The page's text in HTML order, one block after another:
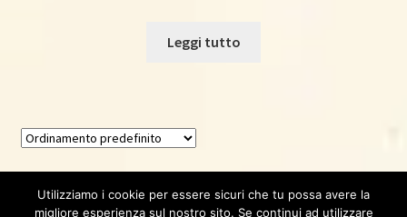
Leggi tutto
Utilizziamo i cookie per essere sicuri che tu possa avere la
migliore esperienza sul nostro sito. Se continui ad utilizzare